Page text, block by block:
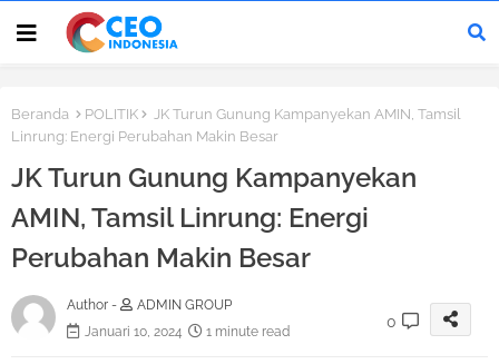
Beranda POLITIK
JK Turun Gunung Kampanyekan AMIN, Tamsil
Linrung: Energi Perubahan Makin Besar
JK Turun Gunung Kampanyekan
AMIN, Tamsil Linrung: Energi
Perubahan Makin Besar
Author -
ADMIN GROUP
Januari 10, 2024
1 minute read
0